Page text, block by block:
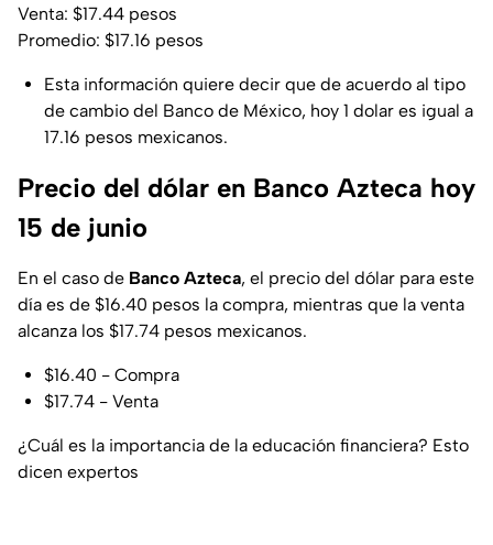
Venta: $17.44 pesos
Promedio: $17.16 pesos
Esta información quiere decir que de acuerdo al tipo
de cambio del Banco de México, hoy 1 dolar es igual a
17.16 pesos mexicanos.
Precio del dólar en Banco Azteca hoy
15 de junio
En el caso de Banco Azteca, el precio del dólar para este
día es de $16.40 pesos la compra, mientras que la venta
alcanza los $17.74 pesos mexicanos.
$16.40 - Compra
$17.74 - Venta
¿Cuál es la importancia de la educación financiera? Esto
dicen expertos